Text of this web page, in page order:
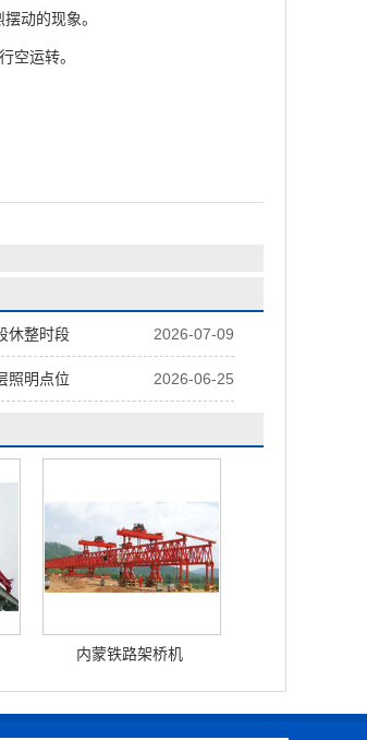
动的现象。
空运转。
2026-07-09
休整时段
2026-06-25
照明点位
内蒙铁路架桥机